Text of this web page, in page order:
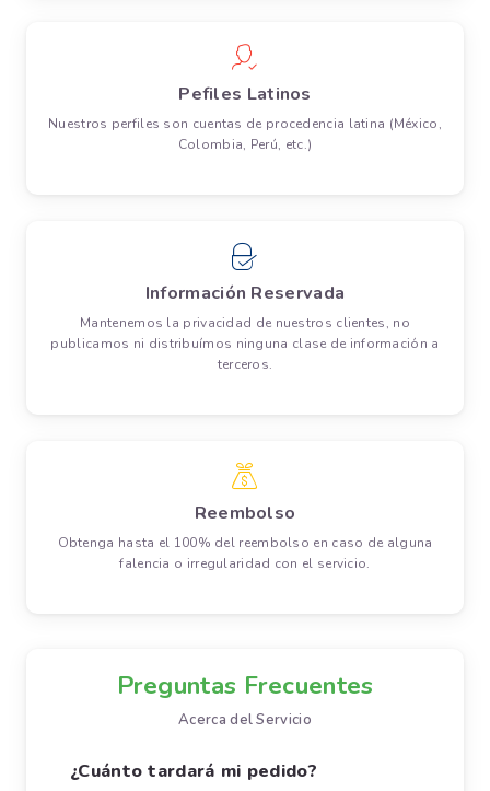
Pefiles Latinos
Nuestros perfiles son cuentas de procedencia latina (México,
Colombia, Perú, etc.)
Información Reservada
Mantenemos la privacidad de nuestros clientes, no
publicamos ni distribuímos ninguna clase de información a
terceros.
Reembolso
Obtenga hasta el 100% del reembolso en caso de alguna
falencia o irregularidad con el servicio.
Preguntas Frecuentes
Acerca del Servicio
¿Cuánto tardará mi pedido?